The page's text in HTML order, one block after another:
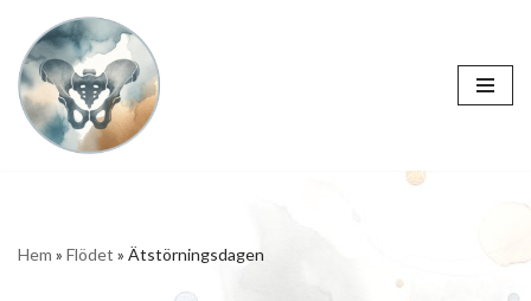
Hoppa
till
innehåll
Hem » Flödet » Ätstörningsdagen